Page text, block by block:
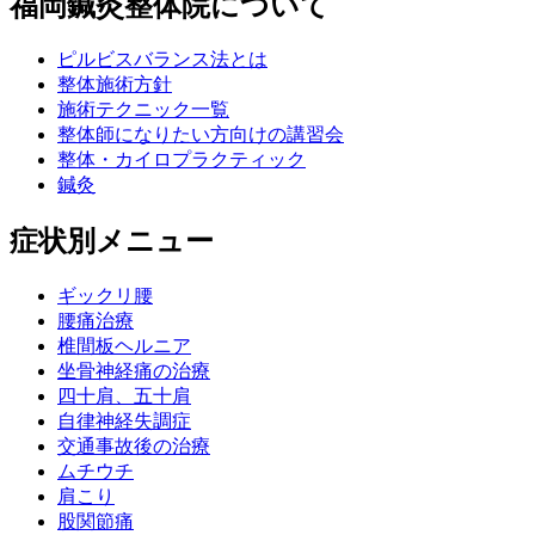
ピルビスバランス法とは
整体施術方針
施術テクニック一覧
整体師になりたい方向けの講習会
整体・カイロプラクティック
鍼灸
症状別メニュー
ギックリ腰
腰痛治療
椎間板ヘルニア
坐骨神経痛の治療
四十肩、五十肩
自律神経失調症
交通事故後の治療
ムチウチ
肩こり
股関節痛